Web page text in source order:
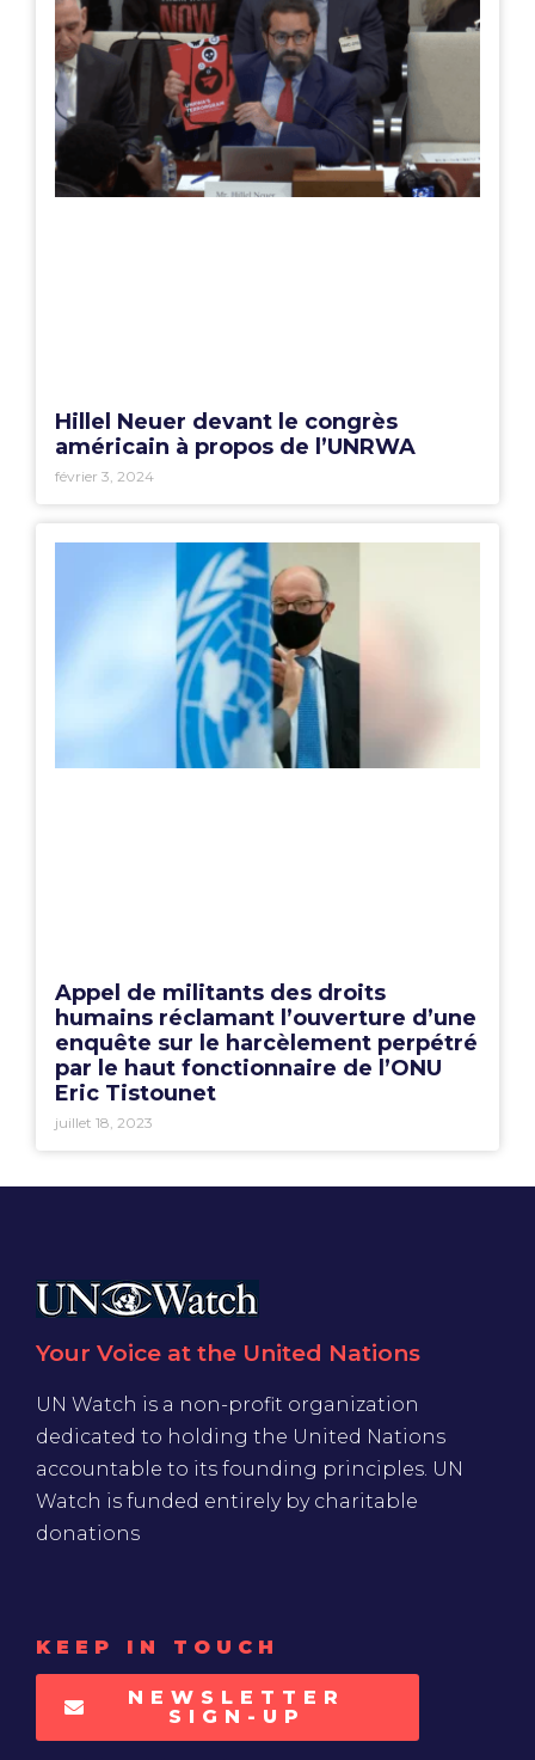
Hillel Neuer devant le congrès
américain à propos de l’UNRWA
février 3, 2024
Appel de militants des droits
humains réclamant l’ouverture d’une
enquête sur le harcèlement perpétré
par le haut fonctionnaire de l’ONU
Eric Tistounet
juillet 18, 2023
Your Voice at the United Nations
UN Watch is a non-profit organization
dedicated to holding the United Nations
accountable to its founding principles. UN
Watch is funded entirely by charitable
donations
KEEP IN TOUCH
NEWSLETTER
SIGN-UP